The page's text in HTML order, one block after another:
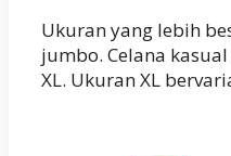
Ukuran yang lebih
jumbo. Celana
XL. Ukuran XL